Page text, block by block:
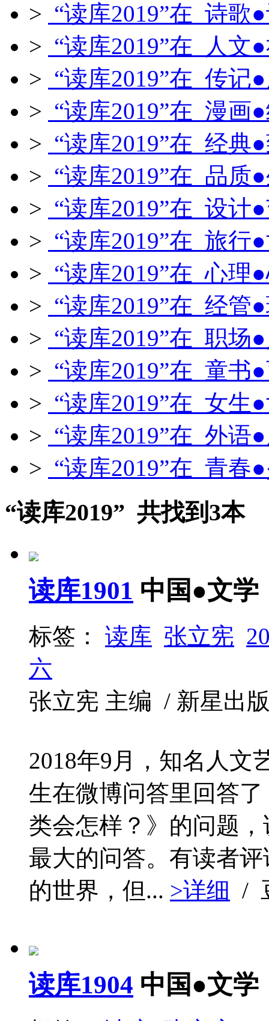
> “读库2019”在 诗歌
> “读库2019”在 人文
> “读库2019”在 传记
> “读库2019”在 漫画
> “读库2019”在 经典
> “读库2019”在 品质
> “读库2019”在 设计
> “读库2019”在 旅行
> “读库2019”在 心理
> “读库2019”在 经管
> “读库2019”在 职场
> “读库2019”在 童书
> “读库2019”在 女生
> “读库2019”在 外语
> “读库2019”在 青春
“读库2019” 共找到3本
读库1901 中国●文学
标签： 读库 张立宪
六
张立宪 主编 / 新星出
2018年9月，知名人文
生在微博问答里回答
类会怎样？》的问题
最大的问答。有读者
的世界，但... >详细 /
读库1904 中国●文学